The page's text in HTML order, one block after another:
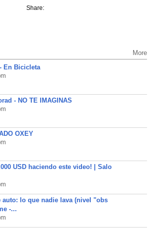
Share:
More
En Bicicleta
- NO TE IMAGINAS
OXEY
USD haciendo este video! | Salo
auto: lo que nadie lava (nivel "obs
-...